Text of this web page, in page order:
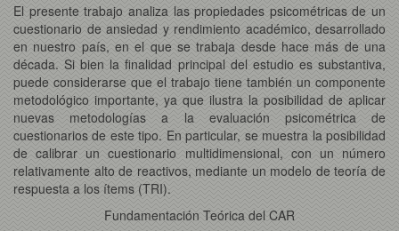
El presente trabajo analiza las propiedades psicométricas de un
cuestionario de ansiedad y rendimiento académico, desarrollado
en nuestro país, en el que se trabaja desde hace más de una
década. Si bien la finalidad principal del estudio es substantiva,
puede considerarse que el trabajo tiene también un componente
metodológico importante, ya que ilustra la posibilidad de aplicar
nuevas metodologías a la evaluación psicométrica de
cuestionarios de este tipo. En particular, se muestra la posibilidad
de calibrar un cuestionario multidimensional, con un número
relativamente alto de reactivos, mediante un modelo de teoría de
respuesta a los ítems (TRI).
Fundamentación Teórica del CAR